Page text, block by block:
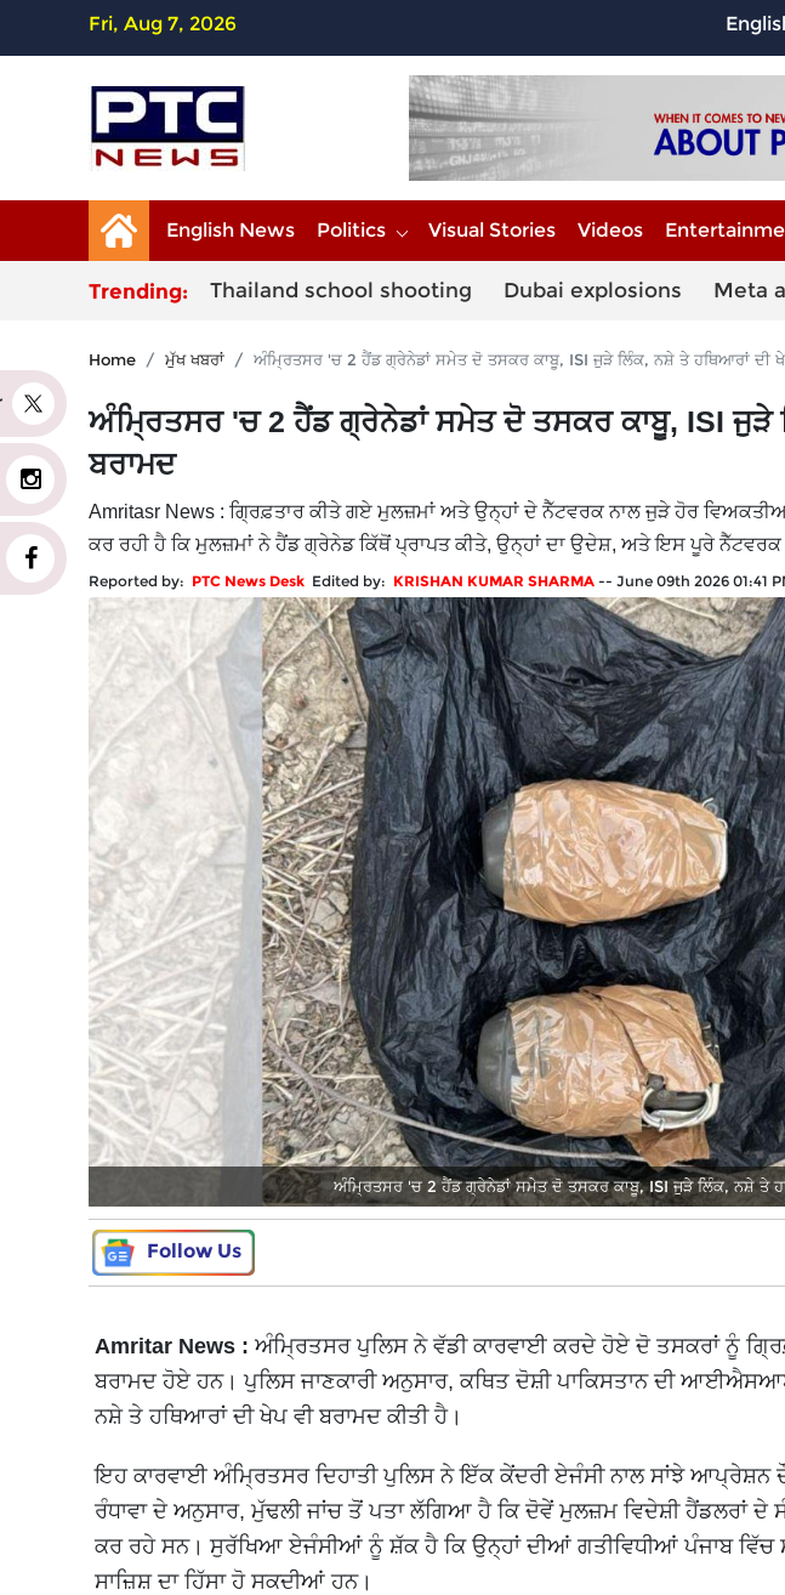
Fri, Aug 7, 2026
English News Politics Visual Stories Videos
Trending: Thailand school shooting Dubai explosions Meta
Home ਮੁੱਖ ਖਬਰਾਂ ਅੰਮ੍ਰਿਤਸਰ 'ਚ 2 ਹੈਂਡ ਗ੍ਰੇਨੇਡਾਂ ਸਮੇਤ ਦੋ ਤਸਕਰ ਕਾਬੂ, ISI ਜੁੜੇ ਲਿੰਕ, ਨਸ਼ੇ ਤੇ ਹਥਿਆਰਾਂ ਦੀ
ਅੰਮ੍ਰਿਤਸਰ 'ਚ 2 ਹੈਂਡ ਗ੍ਰੇਨੇਡਾਂ ਸਮੇਤ ਦੋ ਤਸਕਰ ਕਾਬੂ, ISI ਜੁੜੇ
ਬਰਾਮਦ
Amritasr News : ਗ੍ਰਿਫ਼ਤਾਰ ਕੀਤੇ ਗਏ ਮੁਲਜ਼ਮਾਂ ਅਤੇ ਉਨ੍ਹਾਂ ਦੇ ਨੈੱਟਵਰਕ ਨਾਲ ਜੁੜੇ ਹੋਰ
ਕਰ ਰਹੀ ਹੈ ਕਿ ਮੁਲਜ਼ਮਾਂ ਨੇ ਹੈਂਡ ਗ੍ਰੇਨੇਡ ਕਿੱਥੋਂ ਪ੍ਰਾਪਤ ਕੀਤੇ, ਉਨ੍ਹਾਂ ਦਾ ਉਦੇਸ਼, ਅਤੇ ਇਸ ਪੂਰੇ ਨੈੱਟਵਰਕ
Reported by: PTC News Desk Edited by: KRISHAN KUMAR SHARMA -- June 09th 2026 01:41
ਅੰਮ੍ਰਿਤਸਰ 'ਚ 2 ਹੈਂਡ ਗ੍ਰੇਨੇਡਾਂ ਸਮੇਤ ਦੋ ਤਸਕਰ ਕਾਬੂ, ISI ਜੁੜੇ ਲਿੰਕ, ਨਸ਼ੇ ਤੇ
Follow Us
Amritar News : ਅੰਮ੍ਰਿਤਸਰ ਪੁਲਿਸ ਨੇ ਵੱਡੀ ਕਾਰਵਾਈ ਕਰਦੇ ਹੋਏ ਦੋ ਤਸਕਰਾਂ ਨੂੰ
ਬਰਾਮਦ ਹੋਏ ਹਨ। ਪੁਲਿਸ ਜਾਣਕਾਰੀ ਅਨੁਸਾਰ, ਕਥਿਤ ਦੋਸ਼ੀ ਪਾਕਿਸਤਾਨ ਦੀ
ਨਸ਼ੇ ਤੇ ਹਥਿਆਰਾਂ ਦੀ ਖੇਪ ਵੀ ਬਰਾਮਦ ਕੀਤੀ ਹੈ।
ਇਹ ਕਾਰਵਾਈ ਅੰਮ੍ਰਿਤਸਰ ਦਿਹਾਤੀ ਪੁਲਿਸ ਨੇ ਇੱਕ ਕੇਂਦਰੀ ਏਜੰਸੀ ਨਾਲ ਸਾਂਝੇ ਆਪ੍ਰੇਸ਼ਨ
ਰੰਧਾਵਾ ਦੇ ਅਨੁਸਾਰ, ਮੁੱਢਲੀ ਜਾਂਚ ਤੋਂ ਪਤਾ ਲੱਗਿਆ ਹੈ ਕਿ ਦੋਵੇਂ ਮੁਲਜ਼ਮ ਵਿਦੇਸ਼ੀ ਹੈਂਡਲਰਾਂ
ਕਰ ਰਹੇ ਸਨ। ਸੁਰੱਖਿਆ ਏਜੰਸੀਆਂ ਨੂੰ ਸ਼ੱਕ ਹੈ ਕਿ ਉਨ੍ਹਾਂ ਦੀਆਂ ਗਤੀਵਿਧੀਆਂ ਪੰਜਾਬ ਵਿੱਚ
ਸਾਜ਼ਿਸ਼ ਦਾ ਹਿੱਸਾ ਹੋ ਸਕਦੀਆਂ ਹਨ।